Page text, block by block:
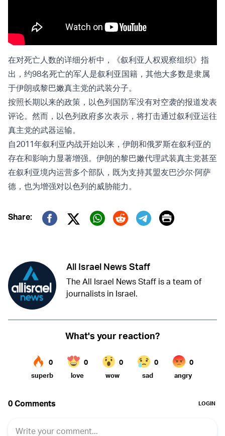
在对死亡人数的详细分析中，《叙利亚人权观察组织》指
出，约98名死亡的军人是叙利亚国籍，其他大多数是隶属
于伊朗或黎巴嫩真主党的武装分子。
按照长期以来的政策，以色列国防军没有对空袭的报道发表
评论。然而，以色列政府多次表示，将打击通过叙利亚运往
真主党的武器运输。
自2011年叙利亚内战开始以来，伊朗和俄罗斯在叙利亚的
存在和影响力显著增强。伊朗的黎巴嫩代理武装真主党甚至
在叙利亚境内运营多个部队，既为支持其盟友巴沙尔·阿萨
德，也为增强对以色列的威胁能力。
Share:
Twitter (X)
Print
All Israel News Staff
The All Israel News Staff is a team of
journalists in Israel.